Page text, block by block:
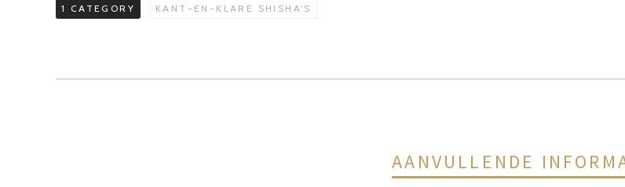
1 CATEGORY KANT-EN-KLARE SHISHA'S
AANVULLENDE